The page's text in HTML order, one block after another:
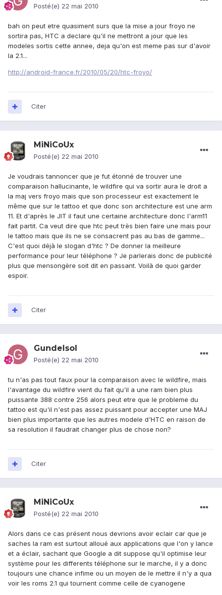
Posté(e) 22 mai 2010
bah on peut etre quasiment surs que la mise a jour froyo ne
sortira pas, HTC a declare qu'il ne mettront a jour que les
modeles sortis cette annee, deja qu'on est meme pas sur d'avoir
la 2.1...
http://android-france.fr/2010/05/20/htc-froyo/
Citer
MiNiCoUx
Posté(e) 22 mai 2010
Je voudrais tannoncer que je fut étonné de trouver une
comparaison hallucinante, le wildfire qui va sortir aura le droit a
la maj vers froyo mais que son processeur est exactement le
même que sur le tattoo et que donc son architecture est une arm
11. Et d'après le JIT il faut une certaine architecture donc l'arm11
fait partit. Ca veut dire que htc peut très bien faire une mais pour
le tattoo mais que ils ne se consacrent pas au bas de gamme...
C'est quoi déjà le slogan d'htc ? De donner la meilleure
performance pour leur téléphone ? Je parlerais donc de publicité
plus que mensongère soit dit en passant. Voilà de quoi garder
espoir.
Citer
Gundelsol
Posté(e) 22 mai 2010
tu n'as pas tout faux pour la comparaison avec le wildfire, mais
l'avantage du wildfire vient du fait qu'il a une ram bien plus
puissante 388 contre 256 alors peut etre que le probleme du
tattoo est qu'il n'est pas assez puissant pour accepter une MAJ
bien plus importante que les autres modele d'HTC en raison de
sa resolution il faudrait changer plus de chose non?
Citer
MiNiCoUx
Posté(e) 22 mai 2010
Alors dans ce cas présent nous devrions avoir eclair car que je
saches la ram est surtout alloué aux applications que l'on y lance
et a éclair, sachant que Google a dit suppose qu'il optimise leur
système pour les differents téléphone sur le marche, il y a donc
toujours une chance infime ou un moyen de le mettre il n'y a qua
voir les roms 2.1 qui tournent comme celle de cyanogene